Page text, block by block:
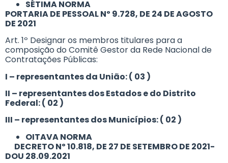
SÉTIMA NORMA
PORTARIA DE PESSOAL Nº 9.728, DE 24 DE AGOSTO
DE 2021
Art. 1º Designar os membros titulares para a
composição do Comitê Gestor da Rede Nacional de
Contratações Públicas:
I – representantes da União: ( 03 )
II – representantes dos Estados e do Distrito
Federal: ( 02 )
III – representantes dos Municípios: ( 02 )
OITAVA NORMA
DECRETO Nº 10.818, DE 27 DE SETEMBRO DE 2021-
DOU 28.09.2021